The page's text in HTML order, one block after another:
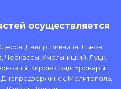
осуществляется
Днепр, Винница, Львов,
Черкассы, Хмельницкий, Луцк,
Кировоград, Бровары,
Мелитополь,